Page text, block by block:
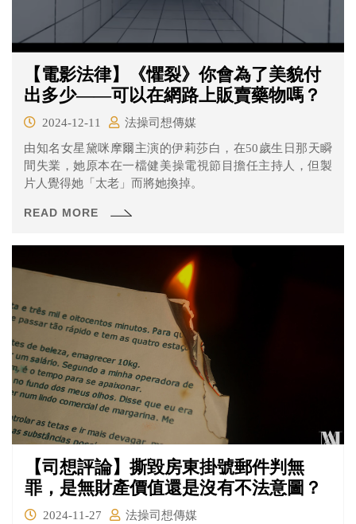
【電影法律】《懼裂》你會為了美貌付
出多少——可以在網路上販賣藥物嗎？
2024-12-11
法操司想傳媒
由知名女星黛咪摩爾主演的伊莉莎白，在50歲生日那天瞬
間失業，她原本在一檔健美操電視節目擔任主持人，但製
片人覺得她「太老」而將她換掉。
READ MORE
【司想評論】撕毀房東掛號郵件判無
罪，是無財產價值還是沒有不法意圖？
2024-11-27
法操司想傳媒